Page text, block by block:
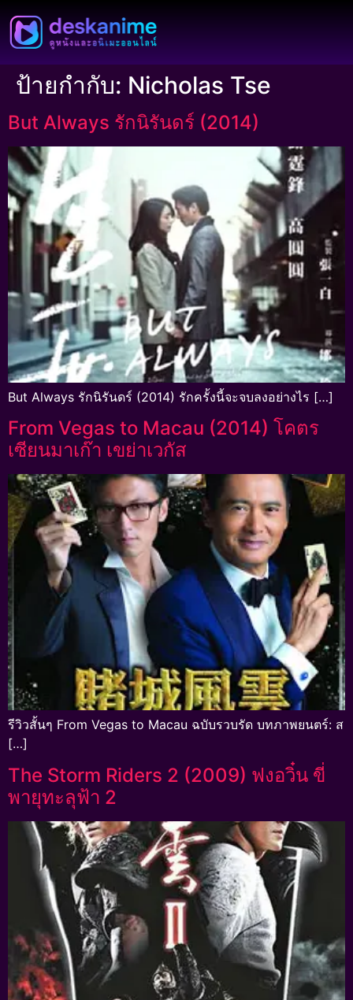
ป้ายกำกับ: Nicholas Tse
But Always รักนิรันดร์ (2014)
But Always รักนิรันดร์ (2014) รักครั้งนี้จะจบลงอย่างไร […]
From Vegas to Macau (2014) โคตร
เซียนมาเก๊า เขย่าเวกัส
รีวิวสั้นๆ From Vegas to Macau ฉบับรวบรัด บทภาพยนตร์: ส
[…]
The Storm Riders 2 (2009) ฟงอวิ๋น ขี่
พายุทะลุฟ้า 2